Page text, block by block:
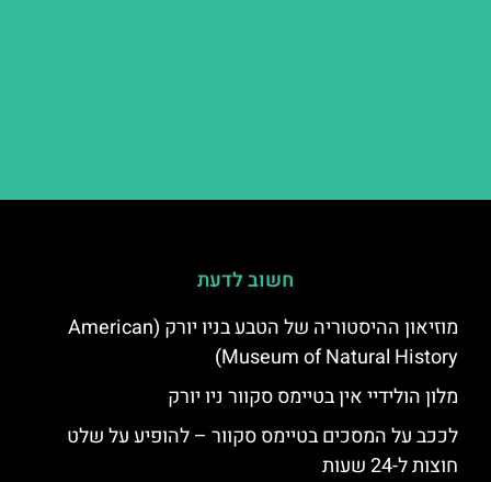
חשוב לדעת
מוזיאון ההיסטוריה של הטבע בניו יורק (American
Museum of Natural History)
מלון הולידיי אין בטיימס סקוור ניו יורק
לככב על המסכים בטיימס סקוור – להופיע על שלט
חוצות ל-24 שעות